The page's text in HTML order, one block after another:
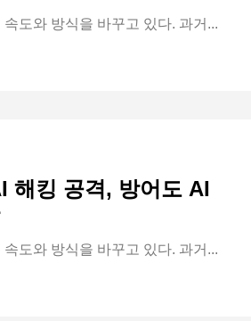
도와 방식을 바꾸고 있다. 과거...
해킹 공격, 방어도 AI
도와 방식을 바꾸고 있다. 과거...